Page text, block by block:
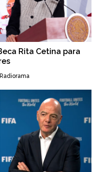
Rita Cetina para